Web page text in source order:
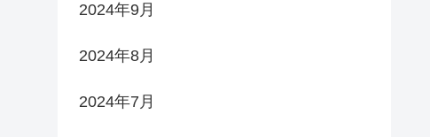
2024年9月
2024年8月
2024年7月